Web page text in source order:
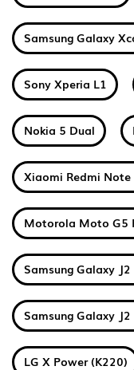
Samsung Galaxy
Sony Xperia L1
Nokia 5 Dual
Xiaomi Redmi Note
Motorola Moto G5
Samsung Galaxy
Samsung Galaxy
LG X Power (K220)